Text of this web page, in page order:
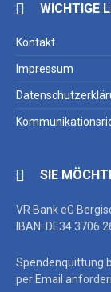
WICHTIGE
Kontakt
Impressum
SIE
VR Bank eG
IBAN: DE34 3706
Spendenquittung
per Email